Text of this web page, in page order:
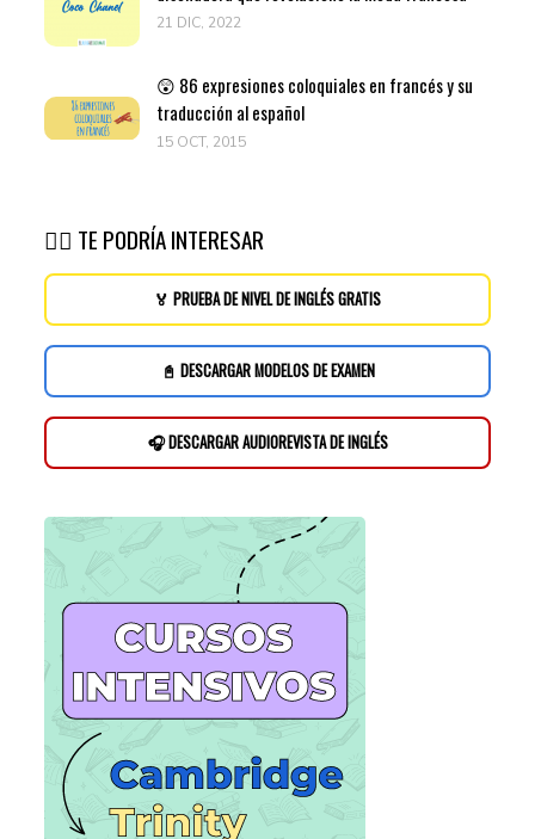
21 DIC, 2022
😲 86 expresiones coloquiales en francés y su
traducción al español
15 OCT, 2015
👉🏽 TE PODRÍA INTERESAR
🏅 PRUEBA DE NIVEL DE INGLÉS GRATIS
📓 DESCARGAR MODELOS DE EXAMEN
🎧 DESCARGAR AUDIOREVISTA DE INGLÉS